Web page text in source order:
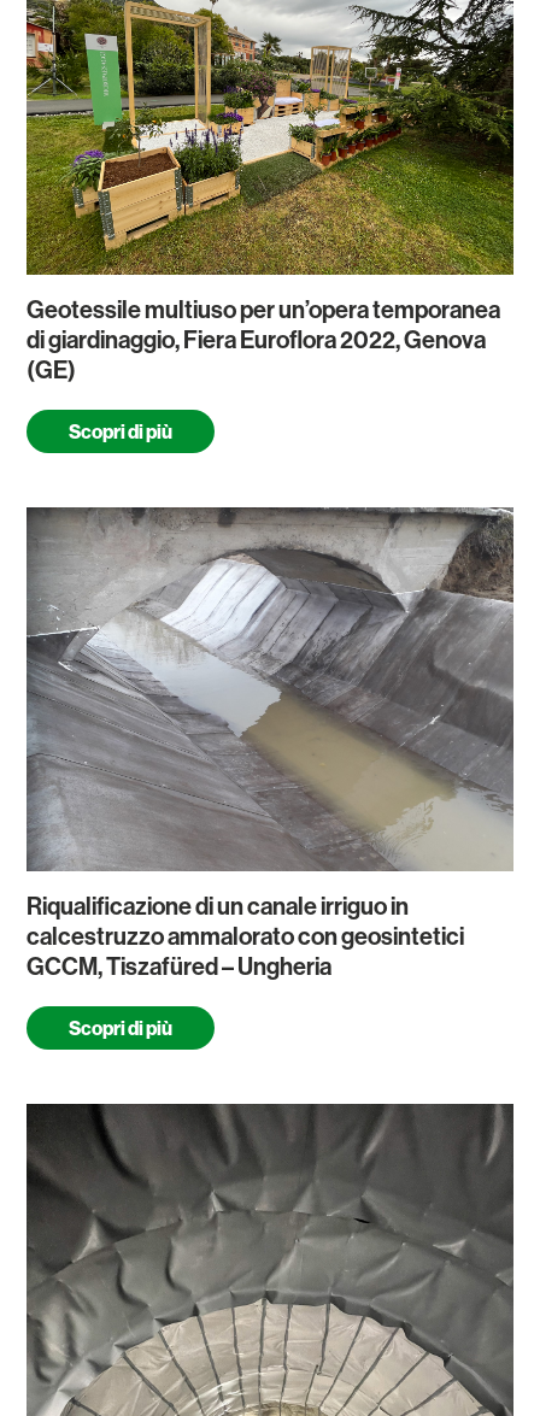
Geotessile multiuso per un’opera temporanea
di giardinaggio, Fiera Euroflora 2022, Genova
(GE)
Scopri di più
Riqualificazione di un canale irriguo in
calcestruzzo ammalorato con geosintetici
GCCM, Tiszafüred – Ungheria
Scopri di più